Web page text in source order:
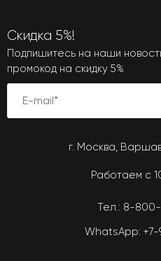
Скидка 5%!
Подпишитесь на наши
промокод на скидку 5%
г. Москва,
Работаем с
Тел.: 8-
WhatsApp: